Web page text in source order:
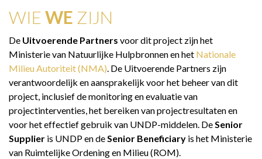
WIEWE ZIJN
De Uitvoerende Partners voor dit project zijn het
Ministerie van Natuurlijke Hulpbronnen en het Nationale
Milieu Autoriteit (NMA). De Uitvoerende Partners zijn
verantwoordelijk en aansprakelijk voor het beheer van dit
project, inclusief de monitoring en evaluatie van
projectinterventies, het bereiken van projectresultaten en
voor het effectief gebruik van UNDP-middelen. DeSenior
Supplier is UNDP en deSenior Beneficiary is het Ministerie
van Ruimtelijke Ordening en Milieu (ROM).